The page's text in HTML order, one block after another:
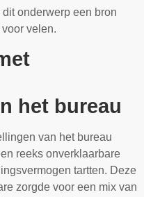
onderwerp een bron
velen.
het bureau
van het bureau
reeks onverklaarbare
tartten. Deze
zorgde voor een mix van